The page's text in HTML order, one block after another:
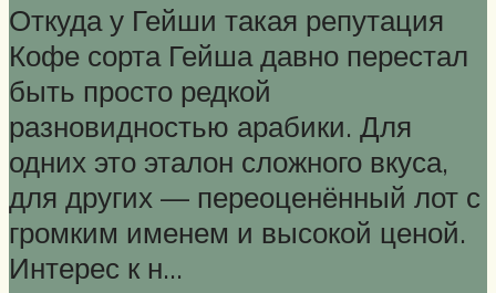
Откуда у Гейши такая репутация
Кофе сорта Гейша давно перестал
быть просто редкой
разновидностью арабики. Для
одних это эталон сложного вкуса,
для других — переоценённый лот с
громким именем и высокой ценой.
Интерес к н…